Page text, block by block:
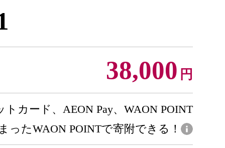
38,000 円
トカード、AEON Pay、WAON POINT
ったWAON POINTで寄附できる！